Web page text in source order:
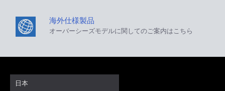
海外仕様製品
オーバーシーズモデルに関してのご案内はこちら
日本